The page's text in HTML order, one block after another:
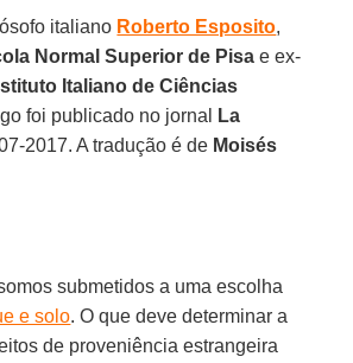
italiano Roberto Esposito,
Normal Superior de Pisa e ex-
Italiano de Ciências
foi publicado no jornal
La
2017. A tradução é de Moisés
submetidos a uma escolha
e solo. O que deve determinar a
de proveniência estrangeira